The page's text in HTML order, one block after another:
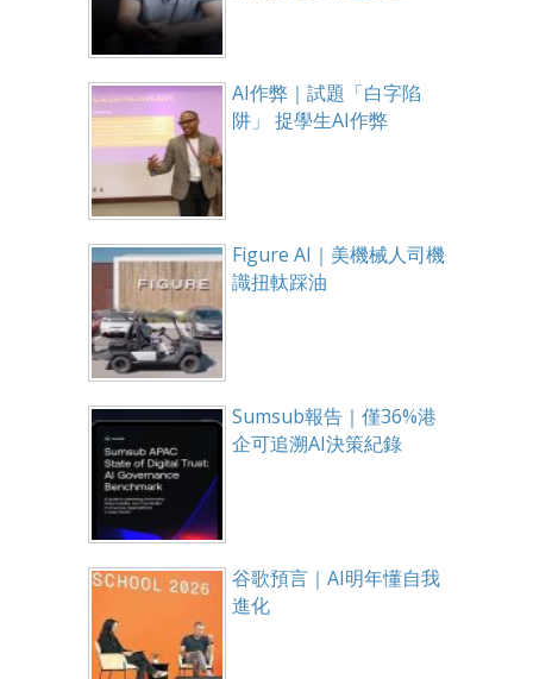
AI作弊｜試題「白字陷
阱」 捉學生AI作弊
Figure AI｜美機械人司機
識扭軚踩油
Sumsub報告｜僅36%港
企可追溯AI決策紀錄
谷歌預言｜AI明年懂自我
進化